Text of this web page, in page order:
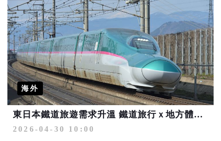
海外
東日本鐵道旅遊需求升溫 鐵道旅行ｘ地方體驗更便捷
2026-04-30 10:00